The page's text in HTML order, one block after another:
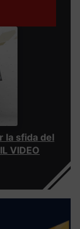
la sfida del
VIDEO